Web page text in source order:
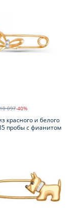
097-40%
красного и белого
пробы с фианитом